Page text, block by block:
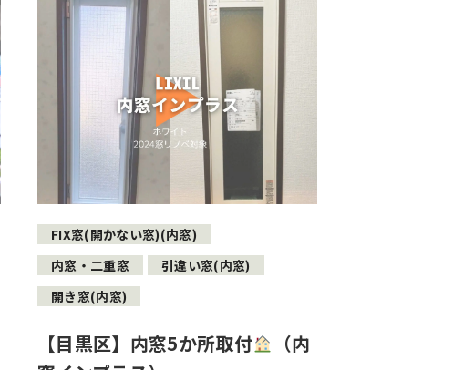
FIX窓(開かない窓)(内窓)
内窓・二重窓
引違い窓(内窓)
開き窓(内窓)
【目黒区】内窓5か所取付
（内